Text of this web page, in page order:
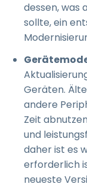
dessen, was
sollte, ein
Geräten.
andere
Zeit
und
daher ist es
erforderlich
neueste